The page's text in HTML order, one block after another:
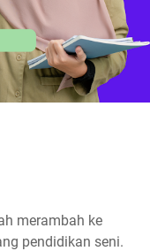
merambah ke
pendidikan seni.